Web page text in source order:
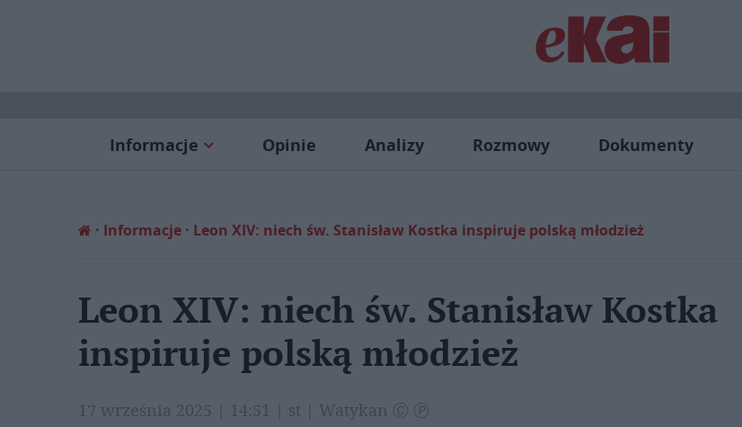
Informacje Opinie Analizy Rozmowy Dokumenty
Informacje Leon XIV: niech św. Stanisław Kostka inspiruje polską młodzież
Leon XIV: niech św. Stanisław Kostka
inspiruje polską młodzież
17 września 2025 | 14:51 | st | Watykan Ⓒ Ⓟ